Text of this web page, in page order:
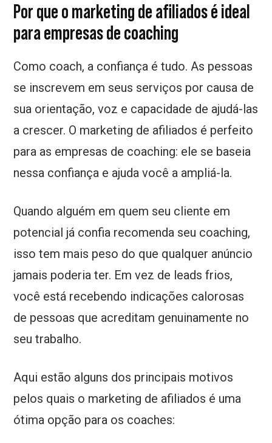
Por que o marketing de afiliados é ideal
para empresas de coaching
Como coach, a confiança é tudo. As pessoas
se inscrevem em seus serviços por causa de
sua orientação, voz e capacidade de ajudá-las
a crescer. O marketing de afiliados é perfeito
para as empresas de coaching: ele se baseia
nessa confiança e ajuda você a ampliá-la.
Quando alguém em quem seu cliente em
potencial já confia recomenda seu coaching,
isso tem mais peso do que qualquer anúncio
jamais poderia ter. Em vez de leads frios,
você está recebendo indicações calorosas
de pessoas que acreditam genuinamente no
seu trabalho.
Aqui estão alguns dos principais motivos
pelos quais o marketing de afiliados é uma
ótima opção para os coaches: